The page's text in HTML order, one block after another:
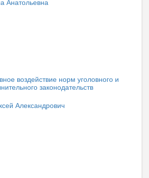
Анатольевна
воздействие норм уголовного и
законодательств
Александрович